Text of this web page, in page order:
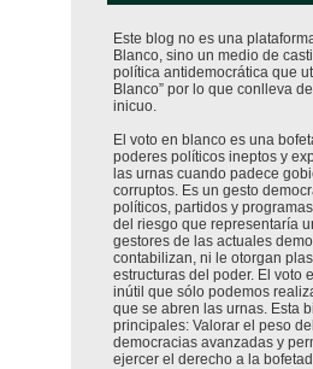
Este blog no es una
Blanco, sino un medio de
política antidemocrática que
Blanco” por lo que conlleva
inicuo.
El voto en blanco es una
poderes políticos ineptos y
las urnas cuando padece
corruptos. Es un gesto
políticos, partidos y
del riesgo que representaría
gestores de las actuales
contabilizan, ni le otorgan
estructuras del poder. El voto
inútil que sólo podemos
que se abren las urnas. Esta
principales: Valorar el peso
democracias avanzadas y
ejercer el derecho a la